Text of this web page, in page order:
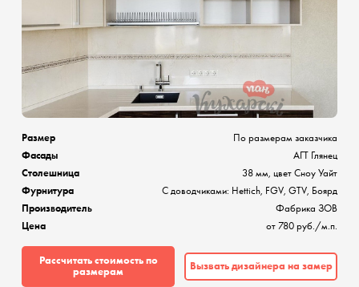
Размер
По размерам заказчика
Фасады
АГТ Глянец
Столешница
38 мм, цвет Сноу Уайт
Фурнитура
C доводчиками: Hettich, FGV, GTV, Боярд
Производитель
Фабрика ЗОВ
Цена
от 780 руб./м.п.
Рассчитать стоимость по
размерам
Вызвать дизайнера на замер